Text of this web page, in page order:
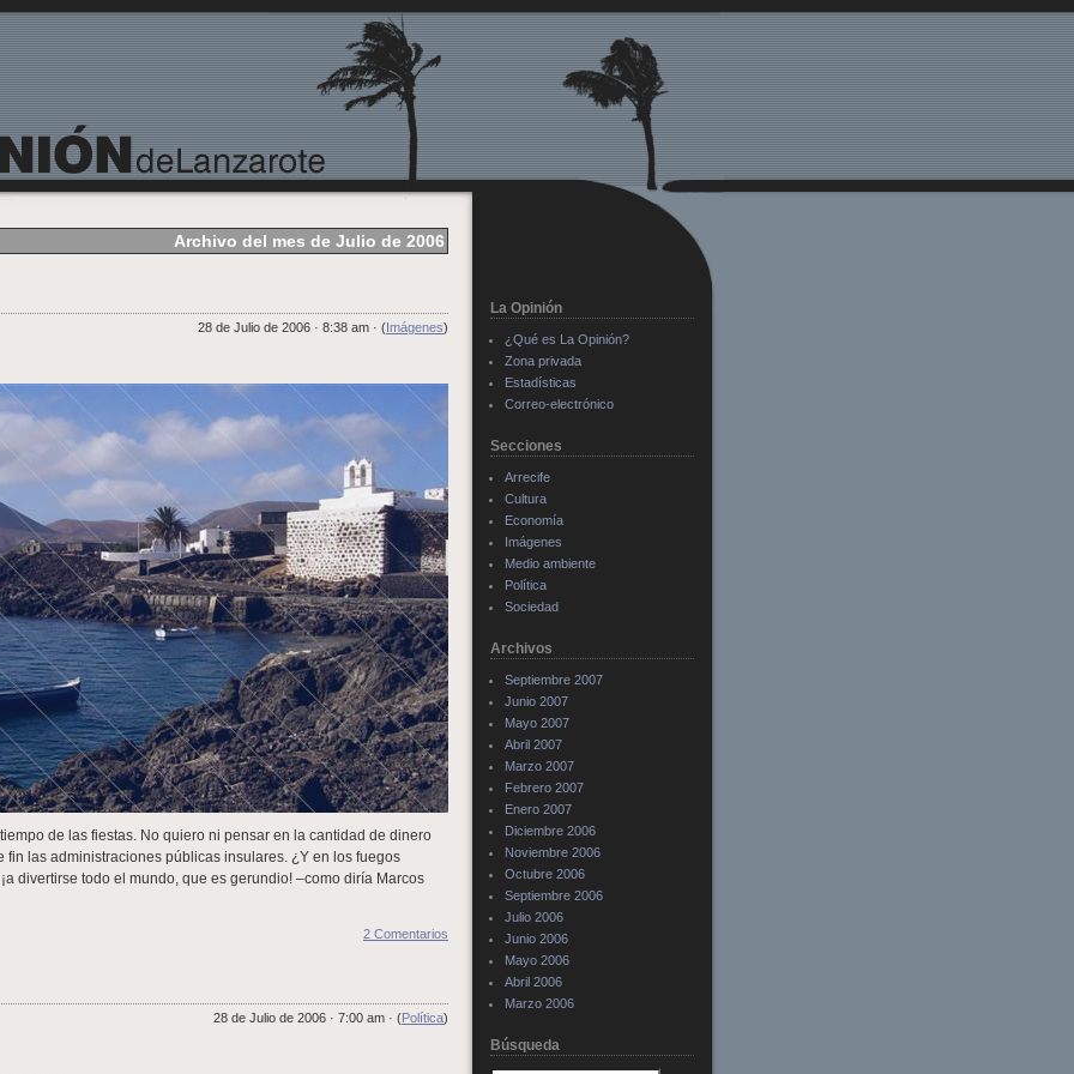
Archivo del mes de Julio de 2006
28 de Julio de 2006 · 8:38 am · (Imágenes)
de las fiestas. No quiero ni pensar en la cantidad de dinero
fin las administraciones públicas insulares. ¿Y en los fuegos
divertirse todo el mundo, que es gerundio! –como diría Marcos
2 Comentarios
28 de Julio de 2006 · 7:00 am · (Política)
La Opinión
¿Qué es La Opinión?
Zona privada
Estadísticas
Correo-electrónico
Secciones
Arrecife
Cultura
Economía
Imágenes
Medio ambiente
Política
Sociedad
Archivos
Septiembre 2007
Junio 2007
Mayo 2007
Abril 2007
Marzo 2007
Febrero 2007
Enero 2007
Diciembre 2006
Noviembre 2006
Octubre 2006
Septiembre 2006
Julio 2006
Junio 2006
Mayo 2006
Abril 2006
Marzo 2006
Búsqueda